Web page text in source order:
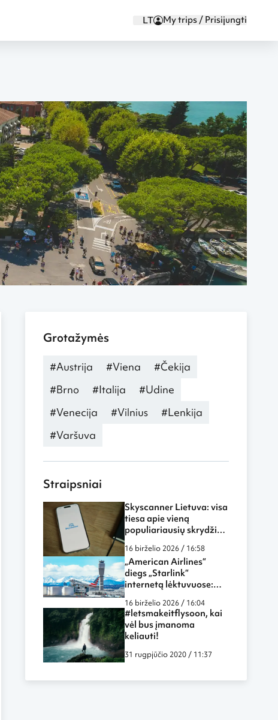
LT My trips / Prisijungti
Grotažymės
#Austrija #Viena
#Čekija
#Brno
#Italija
#Udine
#Venecija
#Vilnius
#Lenkija
#Varšuva
Straipsniai
Skyscanner Lietuva: visa
tiesa apie vieną
populiariausių skrydžių
16 birželio 2026 / 16:58
„American Airlines“
diegs „Starlink“
internetą lėktuvuose:
labiau panašūs į darbą
biure ar namuose
16 birželio 2026 / 16:04
#letsmakeitflysoon, kai
vėl bus įmanoma
keliauti!
31 rugpjūčio 2020 / 11:37